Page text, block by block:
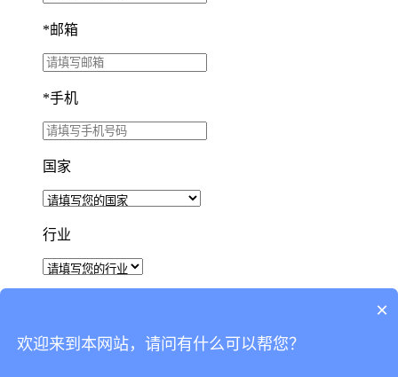
*邮箱
*手机
国家
行业
我已阅读并同意隐私政策。
×
欢迎来到本网站，请问有什么可以帮您？